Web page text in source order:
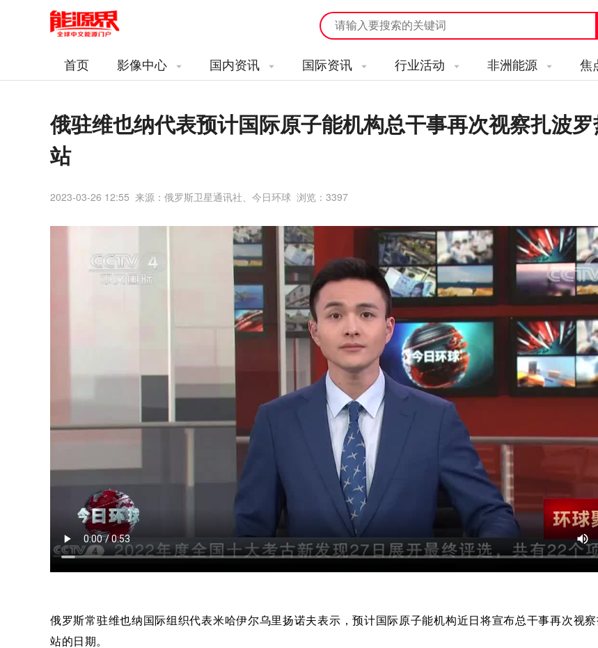
首页 影像中心 国内资讯 国际资讯 行业活动 非洲能源 焦
俄驻维也纳代表预计国际原子能机构总干事再次视察扎波
站
2023-03-26 12:55 来源：俄罗斯卫星通讯社、今日环球 浏览： 3397
俄罗斯常驻维也纳国际组织代表米哈伊尔乌里扬诺夫表示，预计国际原子能机构近日将宣布总干事再次视
站的日期。